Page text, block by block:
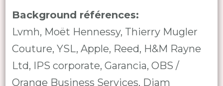
Background références:
Lvmh, Moët Hennessy, Thierry Mugler
Couture, YSL, Apple, Reed, H&M Rayne
Ltd, IPS corporate, Garancia, OBS /
Orange Business Services, Diam